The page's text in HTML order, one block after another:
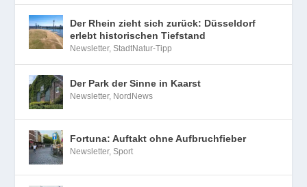
Der Rhein zieht sich zurück: Düsseldorf
erlebt historischen Tiefstand
Newsletter,StadtNatur-Tipp
Der Park der Sinne in Kaarst
Newsletter, NordNews
Fortuna: Auftakt ohne Aufbruchfieber
Newsletter,Sport